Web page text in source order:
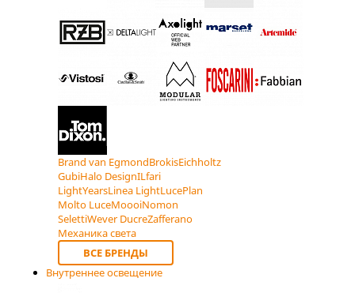
Brand van EgmondBrokisEichholtz
GubiHalo DesignILfari
LightYearsLinea LightLucePlan
Molto LuceMoooiNomon
SelettiWever DucreZafferano
Механика света
ВСЕ БРЕНДЫ
Внутреннее освещение